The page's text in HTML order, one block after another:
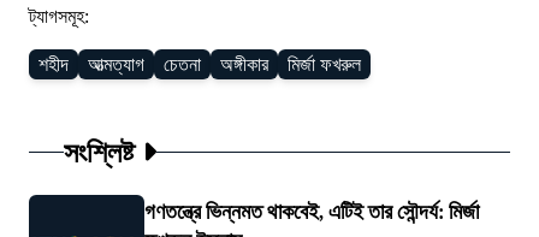
ট্যাগসমূহ:
শহীদ আত্মত্যাগ চেতনা অঙ্গীকার মির্জা ফখরুল
সংশ্লিষ্ট
গণতন্ত্রে ভিন্নমত থাকবেই, এটিই তার সৌন্দর্য: মির্জা